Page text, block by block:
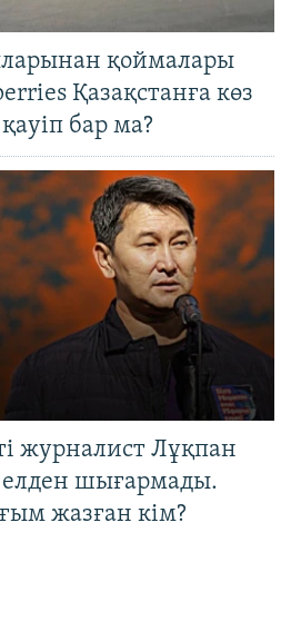
қоймалары
Қазақстанға көз
бар ма?
журналист Лұқпан
шығармады.
жазған кім?